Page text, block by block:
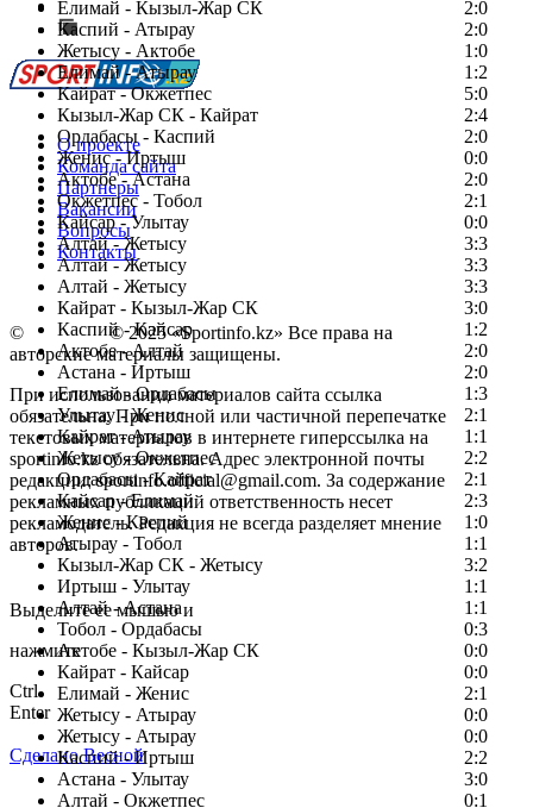
Елимай - Кызыл-Жар СК
2:0
Каспий - Атырау
2:0
Жетысу - Актобе
1:0
Елимай - Атырау
1:2
Кайрат - Окжетпес
5:0
Кызыл-Жар СК - Кайрат
2:4
Ордабасы - Каспий
2:0
Женис - Иртыш
0:0
Актобе - Астана
2:0
Окжетпес - Тобол
2:1
Кайсар - Улытау
0:0
Алтай - Жетысу
3:3
Алтай - Жетысу
3:3
Алтай - Жетысу
3:3
Кайрат - Кызыл-Жар СК
3:0
Каспий - Кайсар
1:2
Актобе - Алтай
2:0
Астана - Иртыш
2:0
Елимай - Ордабасы
1:3
Улытау - Женис
2:1
Кайрат - Атырау
1:1
Жетысу - Окжетпес
2:2
Ордабасы - Кайрат
2:1
Кайсар - Елимай
2:3
Женис - Каспий
1:0
Атырау - Тобол
1:1
Кызыл-Жар СК - Жетысу
3:2
Иртыш - Улытау
1:1
Алтай - Астана
1:1
Тобол - Ордабасы
0:3
Актобе - Кызыл-Жар СК
0:0
Кайрат - Кайсар
0:0
Елимай - Женис
2:1
Жетысу - Атырау
0:0
Жетысу - Атырау
0:0
Каспий - Иртыш
2:2
Астана - Улытау
3:0
Алтай - Окжетпес
0:1
Сообщить о мероприятии
Перейти на старый сайт
О проекте
Команда сайта
Партнеры
Вакансии
Вопросы
Контакты
© Copyright© 2025 «Sportinfo.kz» Все права на
авторские материалы защищены.
При использовании материалов сайта ссылка
обязательна. При полной или частичной перепечатке
текстовых материалов в интернете гиперссылка на
sportinfo.kz обязательна. Адрес электронной почты
редакции: sportinfo.official@gmail.com. За содержание
рекламных публикаций ответственность несет
рекламодатель. Редакция не всегда разделяет мнение
авторов.
Заметили ошибку в тексте?
Выделите ее мышью и
нажмите
Ctrl
Enter
Сделано Весной